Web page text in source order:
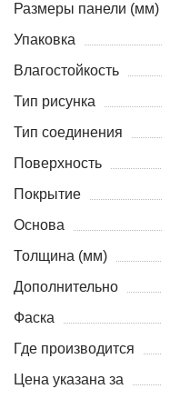
Размеры панели (мм)
Упаковка
Влагостойкость
Тип рисунка
Тип соединения
Поверхность
Покрытие
Основа
Толщина (мм)
Дополнительно
Фаска
Где производится
Цена указана за